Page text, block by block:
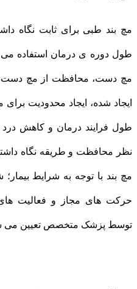
مچ بند طبی برای ثابت نگاه
طول دوره ی درمان استفاده
مچ دست، محافظت از مچ
ایجاد شده، ایجاد محدودیت
طول فرایند درمان و کاهش
نظر محافظت و طریقه نگاه
مچ بند با توجه به شرایط
حرکت های مجاز و فعالیت
توسط پزشک متخصص تعیین می